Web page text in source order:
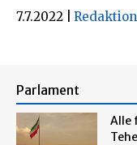
7.7.2022 Redaktion
Parlament
Alle